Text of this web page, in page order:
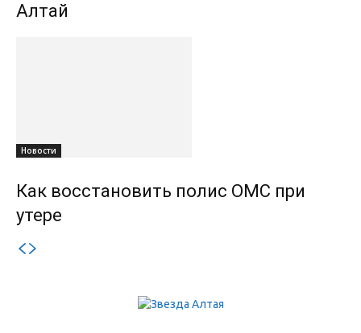
Алтай
Новости
Как восстановить полис ОМС при
утере